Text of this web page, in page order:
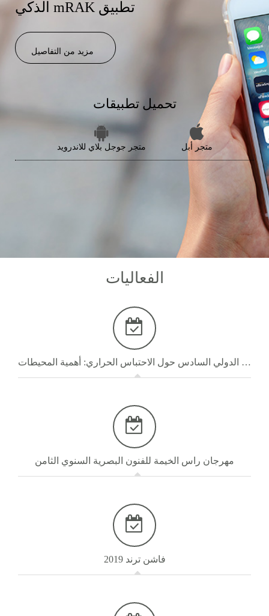
الذكي mRAK تطبيق
مزيد من التفاصيل
تحميل تطبيقات
متجر أبل متجر جوجل بلاي للاندرويد
الفعاليات
المؤتمر الدولي السادس حول الاحتباس الحراري: أهمية المحيطات
مهرجان راس الخيمة للفنون البصرية السنوي الثامن
فاشن ترند 2019